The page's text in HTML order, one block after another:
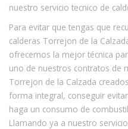
nuestro servicio tecnico de
Para evitar que tengas que
calderas Torrejon de la
ofrecemos la mejor técnica
uno de nuestros contratos de
Torrejon de la Calzada
forma integral, conseguir
haga un consumo de
Llamando ya a nuestro